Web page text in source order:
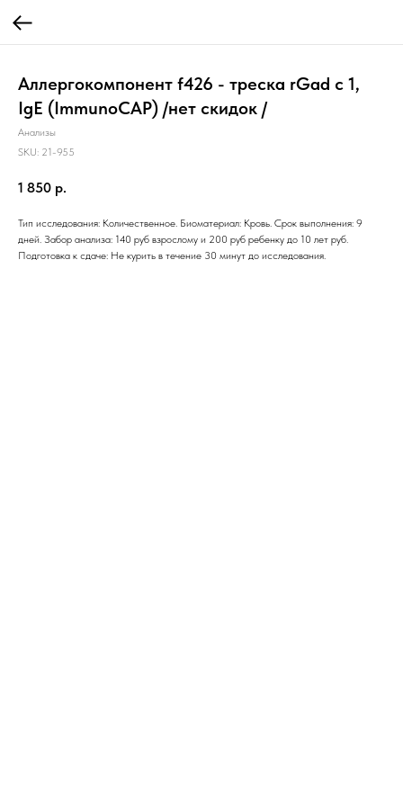
Аллергокомпонент f426 - треска rGad c 1,
IgE (ImmunoCAP) /нет скидок /
Анализы
SKU: 21-955
1 850 р.
Тип исследования: Количественное. Биоматериал: Кровь. Срок выполнения: 9
дней. Забор анализа: 140 руб взрослому и 200 руб ребенку до 10 лет руб.
Подготовка к сдаче: Не курить в течение 30 минут до исследования.